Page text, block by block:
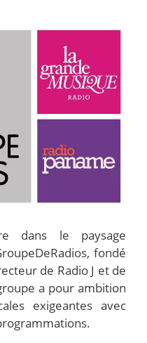
dans le paysage
fondé
de Radio J et de
a pour ambition
exigeantes avec